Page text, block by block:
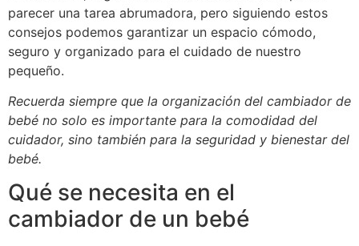
parecer una tarea abrumadora, pero siguiendo estos
consejos podemos garantizar un espacio cómodo,
seguro y organizado para el cuidado de nuestro
pequeño.
Recuerda siempre que la organización del cambiador de
bebé no solo es importante para la comodidad del
cuidador, sino también para la seguridad y bienestar del
bebé.
Qué se necesita en el
cambiador de un bebé